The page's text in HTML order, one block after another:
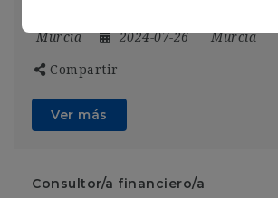
Murcia 2024-07-26 Murcia
Compartir
Ver más
Consultor/a financiero/a